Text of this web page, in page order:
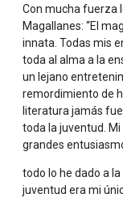
Con mucha fuerza
Magallanes: “El
innata. Todas mis
toda al alma a la
un lejano
remordimiento de
literatura jamás
toda la juventud.
grandes
todo lo he dado a
juventud era mi
“El Estado es
con particular
indígenas, de la
«Instrúyase a
hombre.»